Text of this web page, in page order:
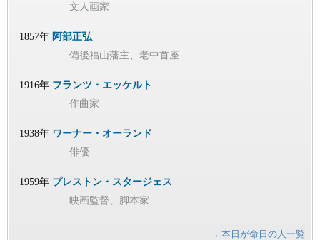
文人画家
1857年 阿部正弘
備後福山藩主、老中首座
1916年 フランツ・エッケルト
作曲家
1938年 ワーナー・オーランド
俳優
1959年 プレストン・スタージェス
映画監督、脚本家
→ 本日が命日の人一覧